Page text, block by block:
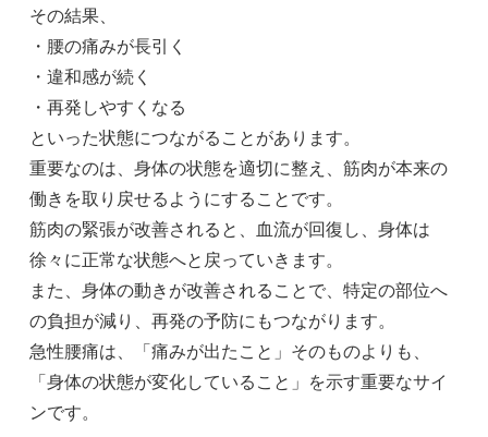
その結果、
・腰の痛みが長引く
・違和感が続く
・再発しやすくなる
といった状態につながることがあります。
重要なのは、身体の状態を適切に整え、筋肉が本来の
働きを取り戻せるようにすることです。
筋肉の緊張が改善されると、血流が回復し、身体は
徐々に正常な状態へと戻っていきます。
また、身体の動きが改善されることで、特定の部位へ
の負担が減り、再発の予防にもつながります。
急性腰痛は、「痛みが出たこと」そのものよりも、
「身体の状態が変化していること」を示す重要なサイ
ンです。